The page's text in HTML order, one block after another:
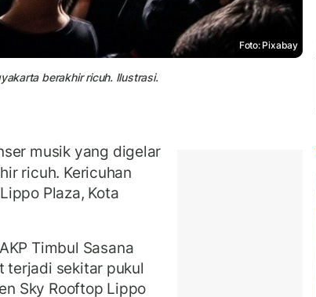
Foto: Pixabay
berakhir ricuh. Ilustrasi.
musik yang digelar
ricuh. Kericuhan
Lippo Plaza, Kota
Timbul Sasana
terjadi sekitar pukul
Sky Rooftop Lippo